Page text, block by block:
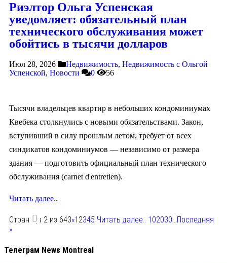
Риэлтор Ольга Успенская
уведомляет: обязательный план
технического обслуживания может
обойтись в тысячи долларов
Июл 28, 2026 Недвижимость, Недвижимость с Ольгой
Успенской, Новости 0 56
Тысячи владельцев квартир в небольших кондоминиумах
Квебека столкнулись с новыми обязательствами. Закон,
вступивший в силу прошлым летом, требует от всех
синдикатов кондоминиумов — независимо от размера
здания — подготовить официальный план технического
обслуживания (carnet d'entretien).
Читать далее..
Страница 2 из 643«1 2345 Читать далее.. 102030...Последняя
»
Телеграм News Montreal